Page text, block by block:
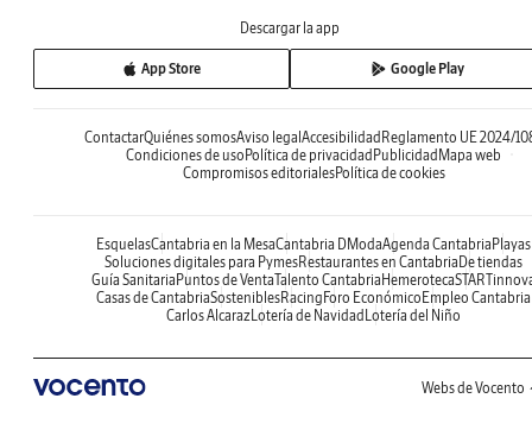
Descargar la app
App Store Google Play
ContactarQuiénes somosAviso legalAccesibilidadReglamento UE 2024/
Condiciones de usoPolítica de privacidadPublicidadMapa web
Compromisos editorialesPolítica de cookies
EsquelasCantabria en la MesaCantabria DModaAgenda CantabriaPlayas
Soluciones digitales para PymesRestaurantes en CantabriaDe tiendas
Guía SanitariaPuntos de VentaTalento CantabriaHemeroteca
Casas de CantabriaSosteniblesRacingForo EconómicoEmpleo Cantabria
Carlos AlcarazLotería de NavidadLotería del Niño
Webs de Vocento